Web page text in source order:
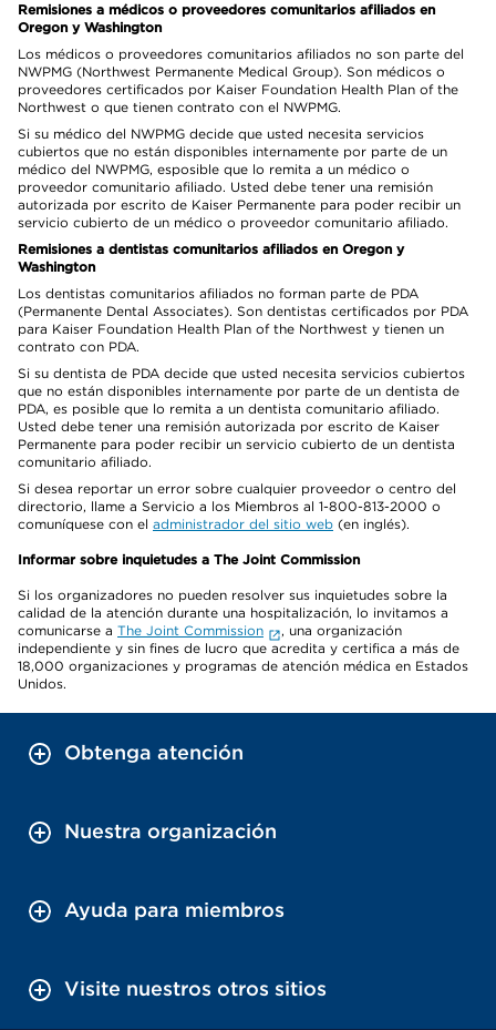
Remisiones a médicos o proveedores comunitarios afiliados en
Oregon y Washington
Los médicos o proveedores comunitarios afiliados no son parte del
NWPMG (Northwest Permanente Medical Group). Son médicos o
proveedores certificados por Kaiser Foundation Health Plan of the
Northwest o que tienen contrato con el NWPMG.
Si su médico del NWPMG decide que usted necesita servicios
cubiertos que no están disponibles internamente por parte de un
médico del NWPMG, esposible que lo remita a un médico o
proveedor comunitario afiliado. Usted debe tener una remisión
autorizada por escrito de Kaiser Permanente para poder recibir un
servicio cubierto de un médico o proveedor comunitario afiliado.
Remisiones a dentistas comunitarios afiliados en Oregon y
Washington
Los dentistas comunitarios afiliados no forman parte de PDA
(Permanente Dental Associates). Son dentistas certificados por PDA
para Kaiser Foundation Health Plan of the Northwest y tienen un
contrato con PDA.
Si su dentista de PDA decide que usted necesita servicios cubiertos
que no están disponibles internamente por parte de un dentista de
PDA, es posible que lo remita a un dentista comunitario afiliado.
Usted debe tener una remisión autorizada por escrito de Kaiser
Permanente para poder recibir un servicio cubierto de un dentista
comunitario afiliado.
Si desea reportar un error sobre cualquier proveedor o centro del
directorio, llame a Servicio a los Miembros al 1-800-813-2000 o
comuníquese con el administrador del sitio web (en inglés).
Informar sobre inquietudes a The Joint Commission
Si los organizadores no pueden resolver sus inquietudes sobre la
calidad de la atención durante una hospitalización, lo invitamos a
comunicarse a The Joint Commission
, una organización
independiente y sin fines de lucro que acredita y certifica a más de
18,000 organizaciones y programas de atención médica en Estados
Unidos.
Obtenga atención
Nuestra organización
Ayuda para miembros
Visite nuestros otros sitios